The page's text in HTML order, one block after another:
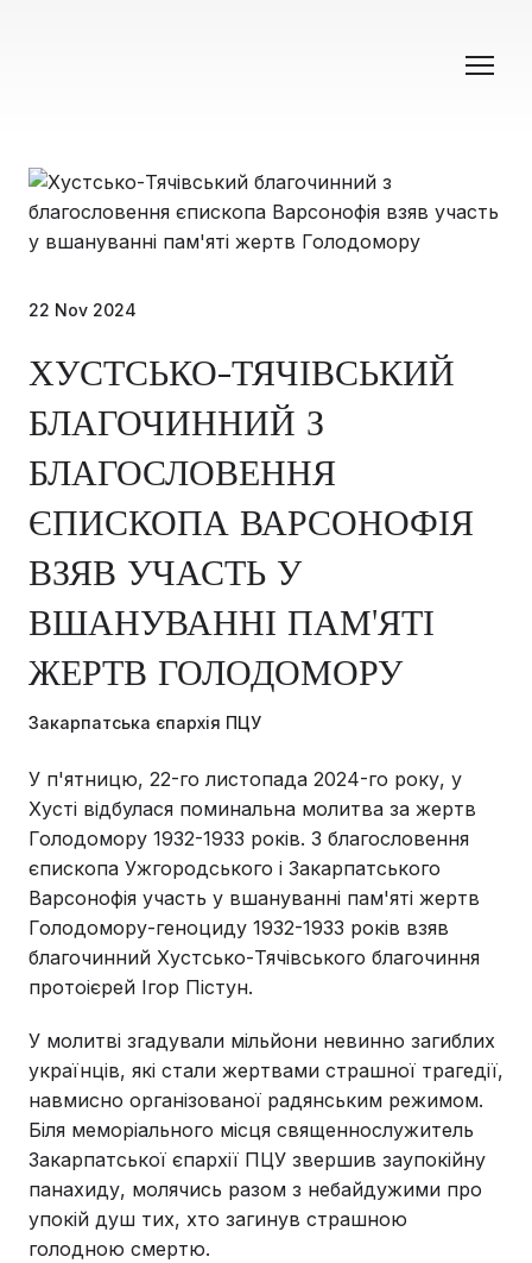
22 Nov 2024
ХУСТСЬКО-ТЯЧІВСЬКИЙ
БЛАГОЧИННИЙ З
БЛАГОСЛОВЕННЯ
ЄПИСКОПА ВАРСОНОФІЯ
ВЗЯВ УЧАСТЬ У
ВШАНУВАННІ ПАМ'ЯТІ
ЖЕРТВ ГОЛОДОМОРУ
Закарпатська єпархія ПЦУ
У п'ятницю, 22-го листопада 2024-го року, у
Хусті відбулася поминальна молитва за жертв
Голодомору 1932-1933 років. З благословення
єпископа Ужгородського і Закарпатського
Варсонофія участь у вшануванні пам'яті жертв
Голодомору-геноциду 1932-1933 років взяв
благочинний Хустсько-Тячівського благочиння
протоієрей Ігор Пістун.
У молитві згадували мільйони невинно загиблих
українців, які стали жертвами страшної трагедії,
навмисно організованої радянським режимом.
Біля меморіального місця священнослужитель
Закарпатської єпархії ПЦУ звершив заупокійну
панахиду, молячись разом з небайдужими про
упокій душ тих, хто загинув страшною
голодною смертю.